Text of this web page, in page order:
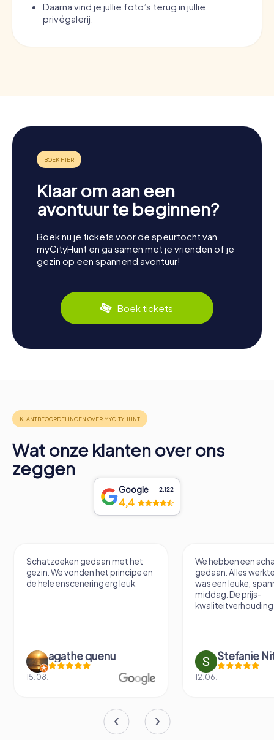
Daarna vind je jullie foto’s terug in jullie
privégalerij.
Klaar om aan een
avontuur te beginnen?
Boek nu je tickets voor de speurtocht van
myCityHunt en ga samen met je vrienden of je
gezin op een spannend avontuur!
Boek tickets
Wat onze klanten over ons
zeggen
Google 2.122
4,4
Schatzoeken gedaan met het
gezin. We vonden het principe en
de hele enscenering erg leuk.
agathe quenu
15.08.
We hebben een
gedaan. Alles
was een leuke,
middag. De prijs-
kwaliteitverhouding
Stefanie
12.06.